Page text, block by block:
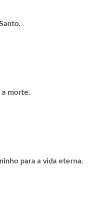
a morte.
para a vida eterna.